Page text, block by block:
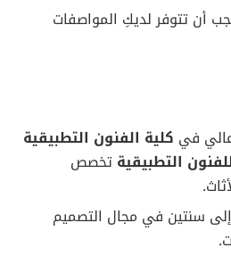
أن تتوفر لديكِ المواصفات
في كلية الفنون التطبيقية
التطبيقية تخصص
سنتين في مجال التصميم